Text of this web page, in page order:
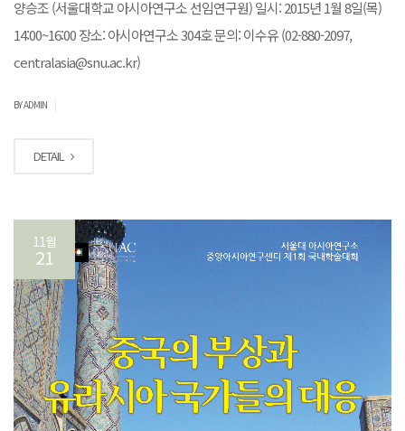
양승조 (서울대학교 아시아연구소 선임연구원) 일시: 2015년 1월 8일(목)
14:00~16:00 장소: 아시아연구소 304호 문의: 이수유 (02-880-2097,
centralasia@snu.ac.kr)
BY ADMIN
DETAIL
11월
21